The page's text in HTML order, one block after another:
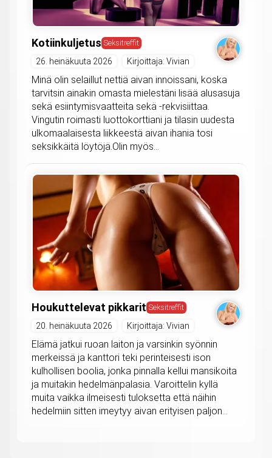
Kotiinkuljetus Seksitreffit
26. heinäkuuta 2026 Kirjoittaja: Vivian
Minä olin selaillut nettiä aivan innoissani, koska
tarvitsin ainakin omasta mielestäni lisää alusasuja
sekä esiintymisvaatteita sekä -rekvisiittaa.
Vingutin roimasti luottokorttiani ja tilasin uudesta
ulkomaalaisesta liikkeestä aivan ihania tosi
seksikkäitä löytöjä.Olin myös...
Houkuttelevat pikkarit Seksitreffit
20. heinäkuuta 2026 Kirjoittaja: Vivian
Elämä jatkui ruoan laiton ja varsinkin syönnin
merkeissä ja kanttori teki perinteisesti ison
kulhollisen boolia, jonka pinnalla kellui mansikoita
ja muitakin hedelmänpalasia. Varoittelin kyllä
muita vaikka ilmeisesti tuloksetta että näihin
hedelmiin sitten imeytyy aivan erityisen paljon...